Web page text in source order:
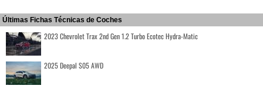
Últimas Fichas Técnicas de Coches
2023 Chevrolet Trax 2nd Gen 1.2 Turbo Ecotec Hydra-Matic
2025 Deepal S05 AWD